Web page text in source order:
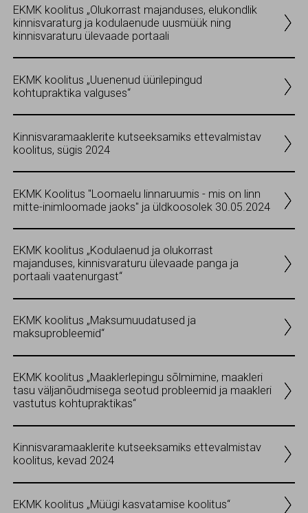
EKMK koolitus „Olukorrast majanduses, elukondlik
kinnisvaraturg ja kodulaenude uusmüük ning
kinnisvaraturu ülevaade portaali
EKMK koolitus „Uuenenud üürilepingud
kohtupraktika valguses“
Kinnisvaramaaklerite kutseeksamiks ettevalmistav
koolitus, sügis 2024
EKMK Koolitus "Loomaelu linnaruumis - mis on linn
mitte-inimloomade jaoks" ja üldkoosolek 30.05.2024
EKMK koolitus „Kodulaenud ja olukorrast
majanduses, kinnisvaraturu ülevaade panga ja
portaali vaatenurgast“
EKMK koolitus „Maksumuudatused ja
maksuprobleemid“
EKMK koolitus „Maaklerlepingu sõlmimine, maakleri
tasu väljanõudmisega seotud probleemid ja maakleri
vastutus kohtupraktikas“
Kinnisvaramaaklerite kutseeksamiks ettevalmistav
koolitus, kevad 2024
EKMK koolitus „Müügi kasvatamise koolitus“